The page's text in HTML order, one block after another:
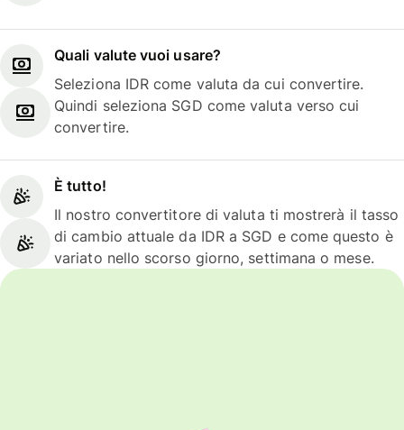
Quali valute vuoi usare?
Seleziona IDR come valuta da cui convertire.
Quindi seleziona SGD come valuta verso cui
convertire.
È tutto!
Il nostro convertitore di valuta ti mostrerà il tasso
di cambio attuale da IDR a SGD e come questo è
variato nello scorso giorno, settimana o mese.